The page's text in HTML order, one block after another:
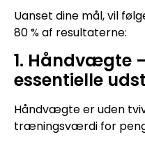
Uanset dine mål, vil
80 % af resultaterne:
1. Håndvægte
essentielle
Håndvægte er uden
træningsværdi for